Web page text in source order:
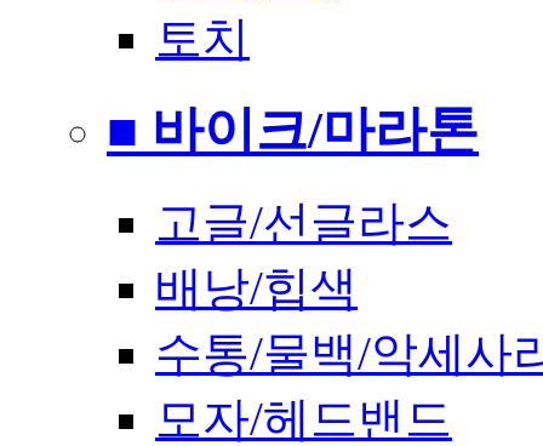
토치
■ 바이크/마라톤
고글/선글라스
배낭/힙색
수통/물백/악세사
모자/헤드밴드